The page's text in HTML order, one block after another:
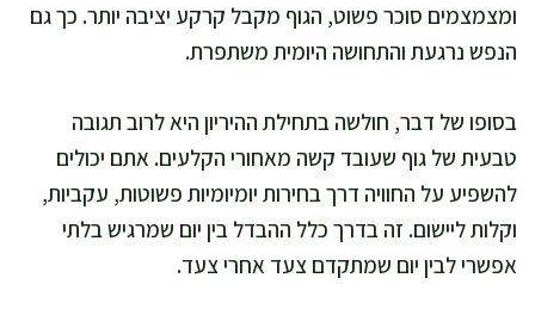
ומצמצמים סוכר פשוט, הגוף מקבל קרקע יציבה יותר. כך גם
הנפש נרגעת והתחושה היומית משתפרת.
בסופו של דבר, חולשה בתחילת ההיריון היא לרוב תגובה
טבעית של גוף שעובד קשה מאחורי הקלעים. אתם יכולים
להשפיע על החוויה דרך בחירות יומיומיות פשוטות, עקביות,
וקלות ליישום. זה בדרך כלל ההבדל בין יום שמרגיש בלתי
אפשרי לבין יום שמתקדם צעד אחרי צעד.